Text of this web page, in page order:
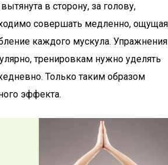
в сторону, за голову,
совершать медленно, ощущая
каждого мускула. Упражнения
тренировкам нужно уделять
Только таким образом
эффекта.